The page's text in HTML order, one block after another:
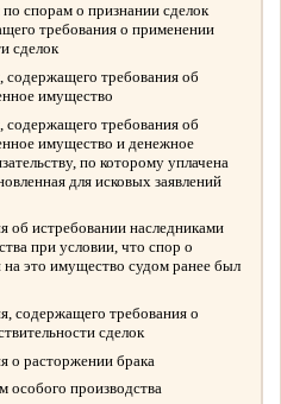
по спорам о признании сделок
требования о применении
сделок
содержащего требования об
имущество
содержащего требования об
имущество и денежное
по которому уплачена
для исковых заявлений
об истребовании наследниками
при условии, что спор о
на это имущество судом ранее был
содержащего требования о
сделок
о расторжении брака
особого производства